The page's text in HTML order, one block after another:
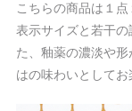
こちらの商品は１
表示サイズと若干
た、釉薬の濃淡や
はの味わいとしてお